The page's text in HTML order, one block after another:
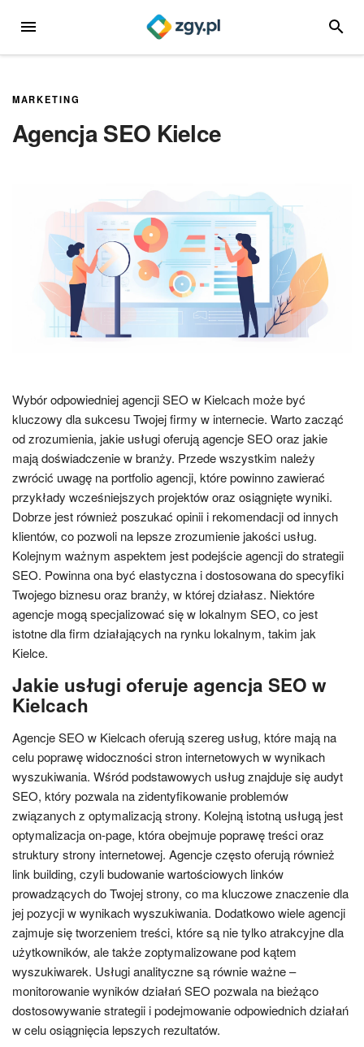
MENU
MARKETING
Agencja SEO Kielce
Wybór odpowiedniej agencji SEO w Kielcach może być
kluczowy dla sukcesu Twojej firmy w internecie. Warto zacząć
od zrozumienia, jakie usługi oferują agencje SEO oraz jakie
mają doświadczenie w branży. Przede wszystkim należy
zwrócić uwagę na portfolio agencji, które powinno zawierać
przykłady wcześniejszych projektów oraz osiągnięte wyniki.
Dobrze jest również poszukać opinii i rekomendacji od innych
klientów, co pozwoli na lepsze zrozumienie jakości usług.
Kolejnym ważnym aspektem jest podejście agencji do strategii
SEO. Powinna ona być elastyczna i dostosowana do specyfiki
Twojego biznesu oraz branży, w której działasz. Niektóre
agencje mogą specjalizować się w lokalnym SEO, co jest
istotne dla firm działających na rynku lokalnym, takim jak
Kielce.
Jakie usługi oferuje agencja SEO w
Kielcach
Agencje SEO w Kielcach oferują szereg usług, które mają na
celu poprawę widoczności stron internetowych w wynikach
wyszukiwania. Wśród podstawowych usług znajduje się audyt
SEO, który pozwala na zidentyfikowanie problemów
związanych z optymalizacją strony. Kolejną istotną usługą jest
optymalizacja on-page, która obejmuje poprawę treści oraz
struktury strony internetowej. Agencje często oferują również
link building, czyli budowanie wartościowych linków
prowadzących do Twojej strony, co ma kluczowe znaczenie dla
jej pozycji w wynikach wyszukiwania. Dodatkowo wiele agencji
zajmuje się tworzeniem treści, które są nie tylko atrakcyjne dla
użytkowników, ale także zoptymalizowane pod kątem
wyszukiwarek. Usługi analityczne są równie ważne –
monitorowanie wyników działań SEO pozwala na bieżąco
dostosowywanie strategii i podejmowanie odpowiednich działań
w celu osiągnięcia lepszych rezultatów.